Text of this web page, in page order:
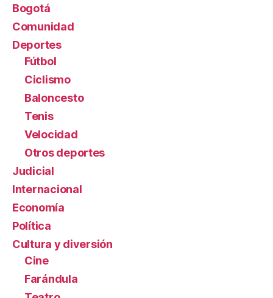
Bogotá
Comunidad
Deportes
Fútbol
Ciclismo
Baloncesto
Tenis
Velocidad
Otros deportes
Judicial
Internacional
Economía
Política
Cultura y diversión
Cine
Farándula